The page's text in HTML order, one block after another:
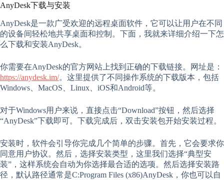
AnyDesk下载与安装
AnyDesk是一款广受欢迎的远程桌面软件，它可以让用户在不同
的设备间轻松地共享桌面和控制。下面，我就来详细介绍一下怎
么下载和安装AnyDesk。
你需要在AnyDesk的官方网站上找到正确的下载链接。网址是：
https://anydesk.im/。这里提供了不同操作系统的下载版本，包括
Windows、MacOS、Linux、iOS和Android等。
对于Windows用户来说，直接点击“Download”按钮，然后选择
“AnyDesk”下载即可。下载完成后，双击安装包开始安装过程。
安装时，软件会引导你完成几个简单的步骤。首先，它会要求你
同意用户协议。然后，选择安装类型，这里我们选择“典型安
装”，这样系统会自动为你选择最合适的选项。然后选择安装路
径，默认路径通常是C:Program Files (x86)AnyDesk，你也可以自